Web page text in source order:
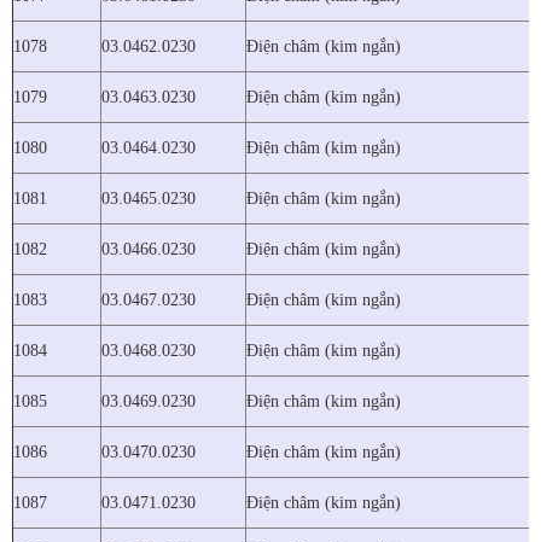
1078 03.0462.0230 Điện châm (kim ngắn)
1079 03.0463.0230 Điện châm (kim ngắn)
1080 03.0464.0230 Điện châm (kim ngắn)
1081 03.0465.0230 Điện châm (kim ngắn)
1082 03.0466.0230 Điện châm (kim ngắn)
1083 03.0467.0230 Điện châm (kim ngắn)
1084 03.0468.0230 Điện châm (kim ngắn)
1085 03.0469.0230 Điện châm (kim ngắn)
1086 03.0470.0230 Điện châm (kim ngắn)
1087 03.0471.0230 Điện châm (kim ngắn)